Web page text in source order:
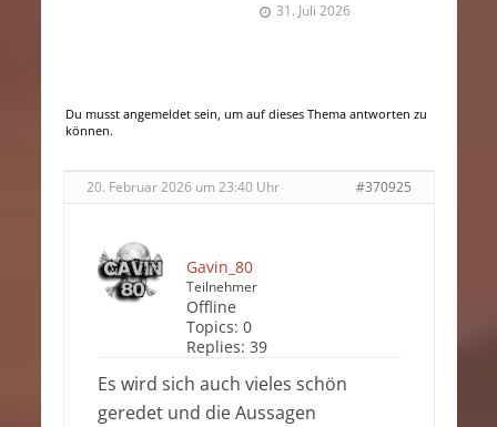
31. Juli 2026
Du musst angemeldet sein, um auf dieses Thema antworten zu
können.
20. Februar 2026 um 23:40 Uhr #370925
Gavin_80
Teilnehmer
Offline
Topics: 0
Replies: 39
Es wird sich auch vieles schön
geredet und die Aussagen